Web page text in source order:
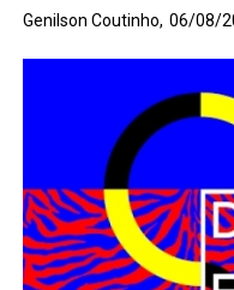
Genilson Coutinho, 06/08/